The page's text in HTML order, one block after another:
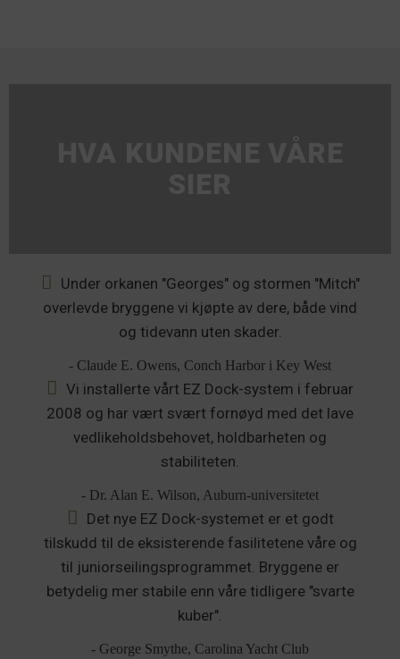
Under orkanen "Georges" og stormen "Mitch"
overlevde bryggene vi kjøpte av dere, både vind
og tidevann uten skader.
- Claude E. Owens, Conch Harbor i Key West
Vi installerte vårt EZ Dock-system i februar
2008 og har vært svært fornøyd med det lave
vedlikeholdsbehovet, holdbarheten og
stabiliteten.
- Dr. Alan E. Wilson, Auburn-universitetet
Det nye EZ Dock-systemet er et godt
tilskudd til de eksisterende fasilitetene våre og
til juniorseilingsprogrammet. Bryggene er
betydelig mer stabile enn våre tidligere "svarte
kuber".
- George Smythe, Carolina Yacht Club